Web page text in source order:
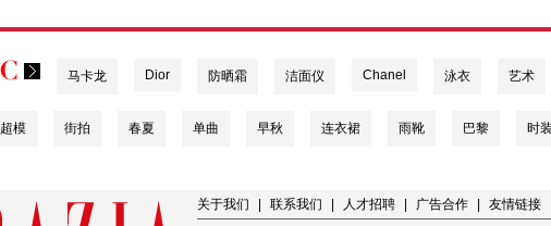
马卡龙 Dior 防晒霜 洁面仪 Chanel 泳衣 艺术
超模 街拍 春夏 单曲 早秋 连衣裙 雨靴 巴黎 时
关于我们 联系我们 人才招聘 广告合作 友情链接